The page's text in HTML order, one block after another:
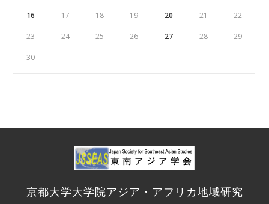
16 17 18 19 20 21 22
23 24 25 26 27 28 29
30
京都大学大学院アジア・アフリカ地域研究